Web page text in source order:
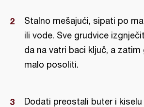
Stalno mešajući, sipati po
ili vode. Sve grudvice
da na vatri baci ključ, a zatim
malo posoliti.
Dodati preostali buter i kiselu